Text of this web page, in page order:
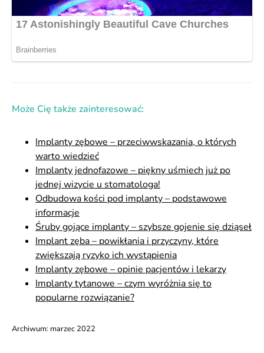
Może Cię także zainteresować:
Implanty zębowe – przeciwwskazania, o których
warto wiedzieć
Implanty jednofazowe – piękny uśmiech już po
jednej wizycie u stomatologa!
Odbudowa kości pod implanty – podstawowe
informacje
Śruby gojące implanty – szybsze gojenie się dziąseł
Implant zęba – powikłania i przyczyny, które
zwiększają ryzyko ich wystąpienia
Implanty zębowe – opinie pacjentów i lekarzy
Implanty tytanowe – czym wyróżnia się to
popularne rozwiązanie?
Archiwum: marzec 2022